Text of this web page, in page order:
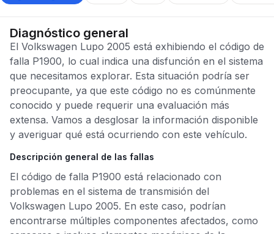
Diagnóstico general
El Volkswagen Lupo 2005 está exhibiendo el código de
falla P1900, lo cual indica una disfunción en el sistema
que necesitamos explorar. Esta situación podría ser
preocupante, ya que este código no es comúnmente
conocido y puede requerir una evaluación más
extensa. Vamos a desglosar la información disponible
y averiguar qué está ocurriendo con este vehículo.
Descripción general de las fallas
El código de falla P1900 está relacionado con
problemas en el sistema de transmisión del
Volkswagen Lupo 2005. En este caso, podrían
encontrarse múltiples componentes afectados, como